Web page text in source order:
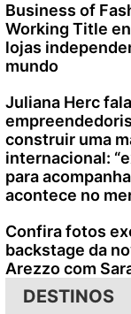
Business of
Working Title
lojas
mundo
Juliana Herc
construir uma
internacional:
para
acontece no
Confira fotos
backstage da
Arezzo com
DESTINOS